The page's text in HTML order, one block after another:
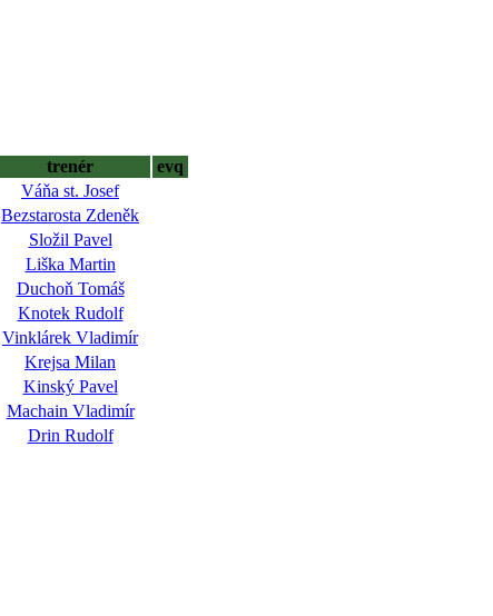
trenér
evq
Váňa st. Josef
Bezstarosta Zdeněk
Složil Pavel
Liška Martin
Duchoň Tomáš
Knotek Rudolf
Vinklárek Vladimír
Krejsa Milan
Kinský Pavel
Machain Vladimír
Drin Rudolf